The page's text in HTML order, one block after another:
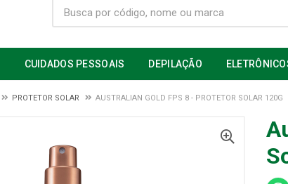
CUIDADOS PESSOAIS DEPILAÇÃO
PROTETOR SOLAR AUSTRALIAN GOLD FPS 8 - PROTETOR SOLAR 120G